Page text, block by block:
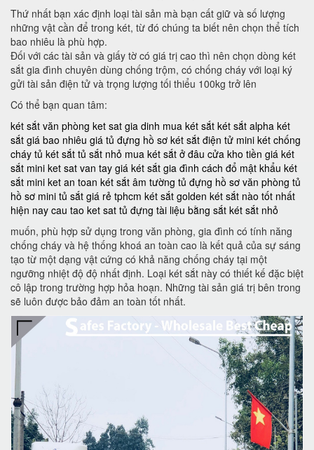
Thứ nhất bạn xác định loại tài sản mà bạn cất giữ và số lượng
những vật cần để trong két, từ đó chúng ta biết nên chọn thể tích
bao nhiêu là phù hợp.
Đối với các tài sản và giấy tờ có giá trị cao thì nên chọn dòng két
sắt gia đình chuyên dùng chống trộm, có chống cháy với loại ký
gửi tài sản điện tử và trọng lượng tối thiểu 100kg trở lên
Có thể bạn quan tâm:
két sắt văn phòng ket sat gia dinh mua két sắt két sắt alpha két
sắt giá bao nhiêu giá tủ đựng hồ sơ két sắt điện tử mini két chống
cháy tủ két sắt tủ sắt nhỏ mua két sắt ở đâu cửa kho tiền giá két
sắt mini ket sat van tay giá két sắt gia đình cách đổ mật khẩu két
sắt mini ket an toan két sắt âm tường tủ đựng hồ sơ văn phòng tủ
hồ sơ mini tủ sắt giá rẻ tphcm két sắt golden két sắt nào tốt nhất
hiện nay cau tao ket sat tủ đựng tài liệu bằng sắt két sắt nhỏ
muốn, phù hợp sử dụng trong văn phòng, gia đình có tính năng
chống cháy và hệ thống khoá an toàn cao là kết quả của sự sáng
tạo từ một dạng vật cứng có khả năng chống cháy tại một
ngưỡng nhiệt độ độ nhất định. Loại két sắt này có thiết kế đặc biệt
cô lập trong trường hợp hỏa hoạn. Những tài sản giá trị bên trong
sẽ luôn được bảo đảm an toàn tốt nhất.